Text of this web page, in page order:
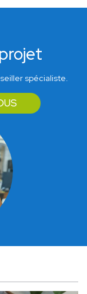
spécialiste.